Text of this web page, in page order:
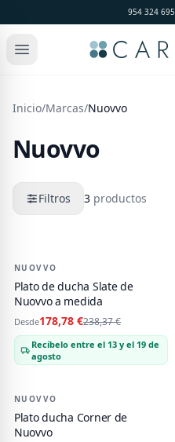
954 324 695
Inicio/Marcas/Nuovvo
Nuovvo
Filtros 3 productos
25%
NUOVVO
Plato de ducha Slate de
Nuovvo a medida
Desde178,78 €238,37 €
Recíbelo entre el 13 y el 19 de
agosto
25%
NUOVVO
Plato ducha Corner de
Nuovvo